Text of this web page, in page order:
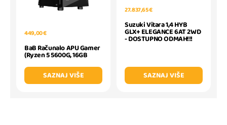
449,00 €
BaB Računalo APU Gamer
(Ryzen 5 5600G, 16GB
SAZNAJ VIŠE
27.837,65 €
Suzuki Vitara 1,4 HYB
GLX+ ELEGANCE 6AT 2WD
- DOSTUPNO ODMAH!!!
SAZNAJ VIŠE